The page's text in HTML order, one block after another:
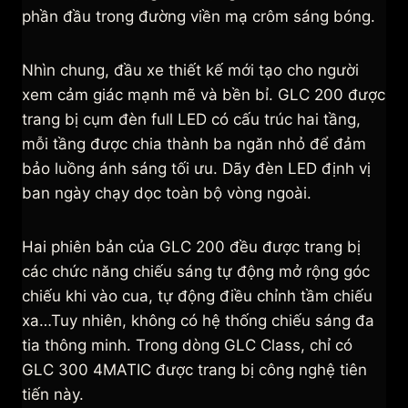
phần đầu trong đường viền mạ crôm sáng bóng.
Nhìn chung, đầu xe thiết kế mới tạo cho người
xem cảm giác mạnh mẽ và bền bỉ. GLC 200 được
trang bị cụm đèn full LED có cấu trúc hai tầng,
mỗi tầng được chia thành ba ngăn nhỏ để đảm
bảo luồng ánh sáng tối ưu. Dãy đèn LED định vị
ban ngày chạy dọc toàn bộ vòng ngoài.
Hai phiên bản của GLC 200 đều được trang bị
các chức năng chiếu sáng tự động mở rộng góc
chiếu khi vào cua, tự động điều chỉnh tầm chiếu
xa…Tuy nhiên, không có hệ thống chiếu sáng đa
tia thông minh. Trong dòng GLC Class, chỉ có
GLC 300 4MATIC được trang bị công nghệ tiên
tiến này.